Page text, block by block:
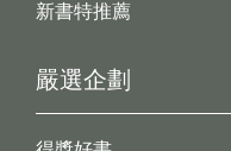
新書特推薦
嚴選企劃